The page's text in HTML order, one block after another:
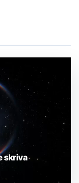
skriva